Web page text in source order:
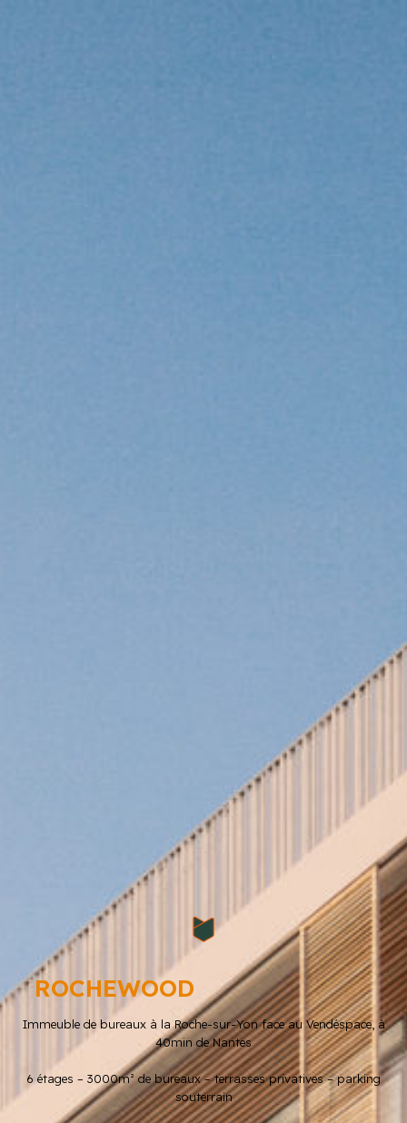
ROCHEWOOD
Immeuble de bureaux à la Roche-sur-Yon face au Vendéspace, à
40min de Nantes
6 étages – 3000m² de bureaux – terrasses privatives – parking
souterrain